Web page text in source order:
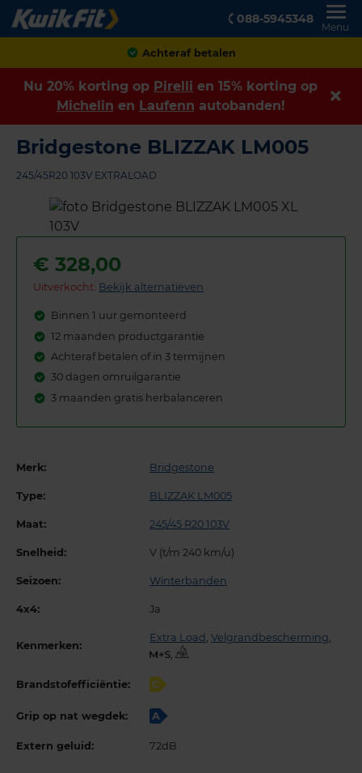
088-5945348
Menu
Achteraf betalen
Nu 20% korting op Pirelli en 15% korting op
Michelin en Laufenn autobanden!
Bridgestone BLIZZAK LM005
245/45R20 103V EXTRALOAD
€ 328,00
Uitverkocht: Bekijk alternatieven
Binnen 1 uur gemonteerd
12 maanden productgarantie
Achteraf betalen of in 3 termijnen
30 dagen omruilgarantie
3 maanden gratis herbalanceren
Merk: Bridgestone
Type: BLIZZAK LM005
Maat: 245/45 R20 103V
Snelheid: V (t/m 240 km/u)
Seizoen: Winterbanden
4x4: Ja
Kenmerken:
Extra Load , Velgrandbescherming,
,
Brandstofefficiëntie: C
Grip op nat wegdek: A
Extern geluid: 72dB